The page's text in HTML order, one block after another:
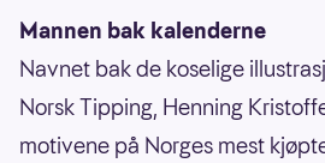
Mannen bak kalenderne
Navnet bak de koselige
Norsk Tipping, Henning
motivene på Norges mest